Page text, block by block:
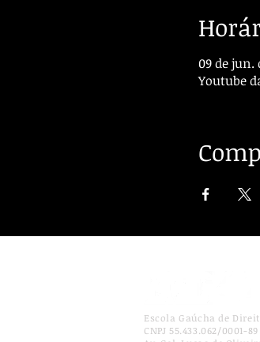
09 de jun.
Youtube
Escola Gaúcha de
CNPJ 55.433.062/0001-89